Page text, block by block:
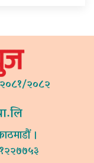
२०८२
।